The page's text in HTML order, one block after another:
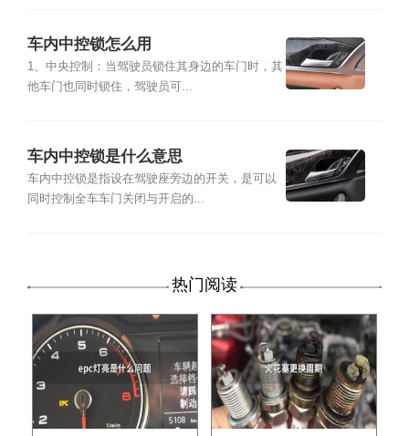
车内中控锁怎么用
1、中央控制：当驾驶员锁住其身边的车门时，其
他车门也同时锁住，驾驶员可...
车内中控锁是什么意思
车内中控锁是指设在驾驶座旁边的开关，是可以
同时控制全车车门关闭与开启的...
热门阅读